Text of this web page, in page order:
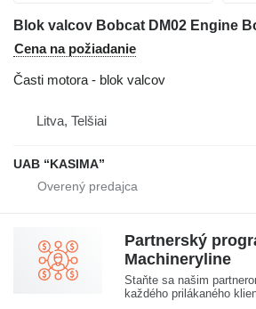
Cena na požiadanie
Časti motora - blok valcov
Litva, Telšiai
UAB “KASIMA”
Partnerský
Machineryline
Staňte sa našim
každého prilákaného